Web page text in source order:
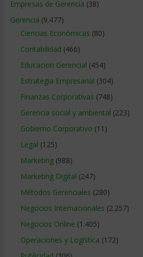
Empresas de Gerencia (38)
Gerencia (9.477)
Ciencias Económicas (80)
Contabilidad (466)
Educacion Gerencial (454)
Estrategia Empresarial (304)
Finanzas Corporativas (748)
Gerencia social y ambiental (223)
Gobierno Corporativo (11)
Legal (125)
Marketing(988)
Marketing Digital (247)
Métodos Gerenciales (280)
Negocios Internacionales (2.257)
Negocios Online (1.405)
Operaciones y Logística (172)